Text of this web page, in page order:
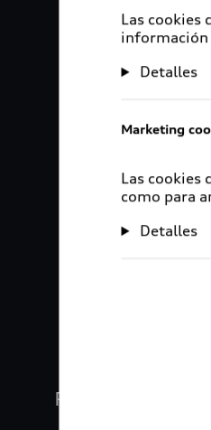
Rigurosa
Las cookies
información
Detalles
Marketing
Las cookies
como para
Detalles